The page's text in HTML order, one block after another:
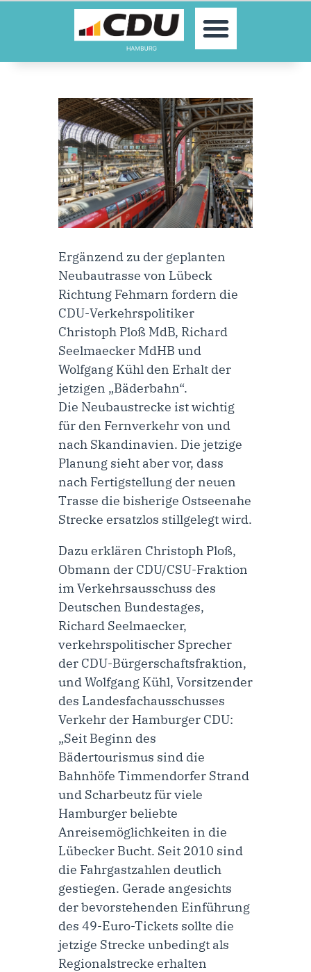
MOIN!
AKTUELLES
PARLAMENTE
KONTAKT
SPENDEN
MITGLIED WERDEN!
Ergänzend zu der geplanten
Neubautrasse von Lübeck
Richtung Fehmarn fordern die
CDU-Verkehrspolitiker
Christoph Ploß MdB, Richard
Seelmaecker MdHB und
Wolfgang Kühl den Erhalt der
jetzigen „Bäderbahn“.
Die Neubaustrecke ist wichtig
für den Fernverkehr von und
nach Skandinavien. Die jetzige
Planung sieht aber vor, dass
nach Fertigstellung der neuen
Trasse die bisherige Ostseenahe
Strecke ersatzlos stillgelegt wird.
Dazu erklären Christoph Ploß,
Obmann der CDU/CSU-Fraktion
im Verkehrsausschuss des
Deutschen Bundestages,
Richard Seelmaecker,
verkehrspolitischer Sprecher
der CDU-Bürgerschaftsfraktion,
und Wolfgang Kühl, Vorsitzender
des Landesfachausschusses
Verkehr der Hamburger CDU:
„Seit Beginn des
Bädertourismus sind die
Bahnhöfe Timmendorfer Strand
und Scharbeutz für viele
Hamburger beliebte
Anreisemöglichkeiten in die
Lübecker Bucht. Seit 2010 sind
die Fahrgastzahlen deutlich
gestiegen. Gerade angesichts
der bevorstehenden Einführung
des 49-Euro-Tickets sollte die
jetzige Strecke unbedingt als
Regionalstrecke erhalten